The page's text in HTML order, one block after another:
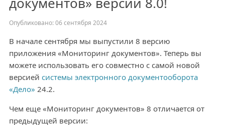
Опубликовано: 06 сентября 2024
В начале сентября мы выпустили 8 версию
приложения «Мониторинг документов». Теперь вы
можете использовать его совместно с самой новой
версией системы электронного документооборота
«Дело» 24.2.
Чем еще «Мониторинг документов» 8 отличается от
предыдущей версии: